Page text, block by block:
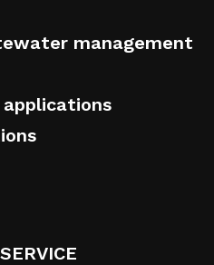
management